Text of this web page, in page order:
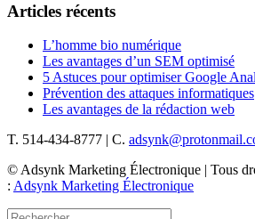
Articles récents
L’homme bio numérique
Les avantages d’un SEM optimisé
5 Astuces pour optimiser Google
Prévention des attaques informatiques
Les avantages de la rédaction web
T. 514-434-8777 | C.
© Adsynk Marketing Électronique | Tous
: Adsynk Marketing Électronique